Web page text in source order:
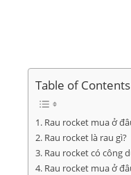
Table of Contents
Rau rocket mua ở
Rau rocket là rau gì?
Rau rocket có công
Rau rocket mua ở